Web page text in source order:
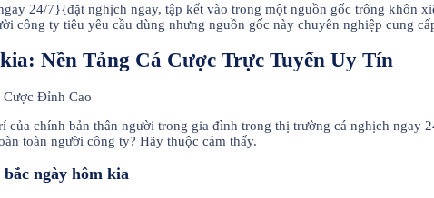
24/7}{đặt nghịch ngay, tập kết vào trong một nguồn gốc trông khôn
công ty tiêu yêu cầu dùng nhưng nguồn gốc này chuyên nghiệp cung
Nền Tảng Cá Cược Trực Tuyến Uy Tín
của chính bản thân người trong gia đình trong thị trường cá nghịch
toàn người công ty? Hãy thuộc cảm thấy.
ngày hôm kia